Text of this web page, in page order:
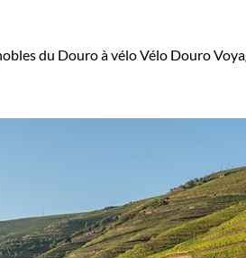
du Douro à véloVélo Douro